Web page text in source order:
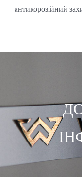
антикорозійний